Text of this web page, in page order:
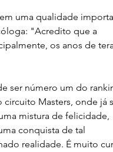
uma qualidade
"Acredito que a
os anos de
ser número um do
Masters, onde já
mistura de felicidade,
conquista de tal
realidade. É muito